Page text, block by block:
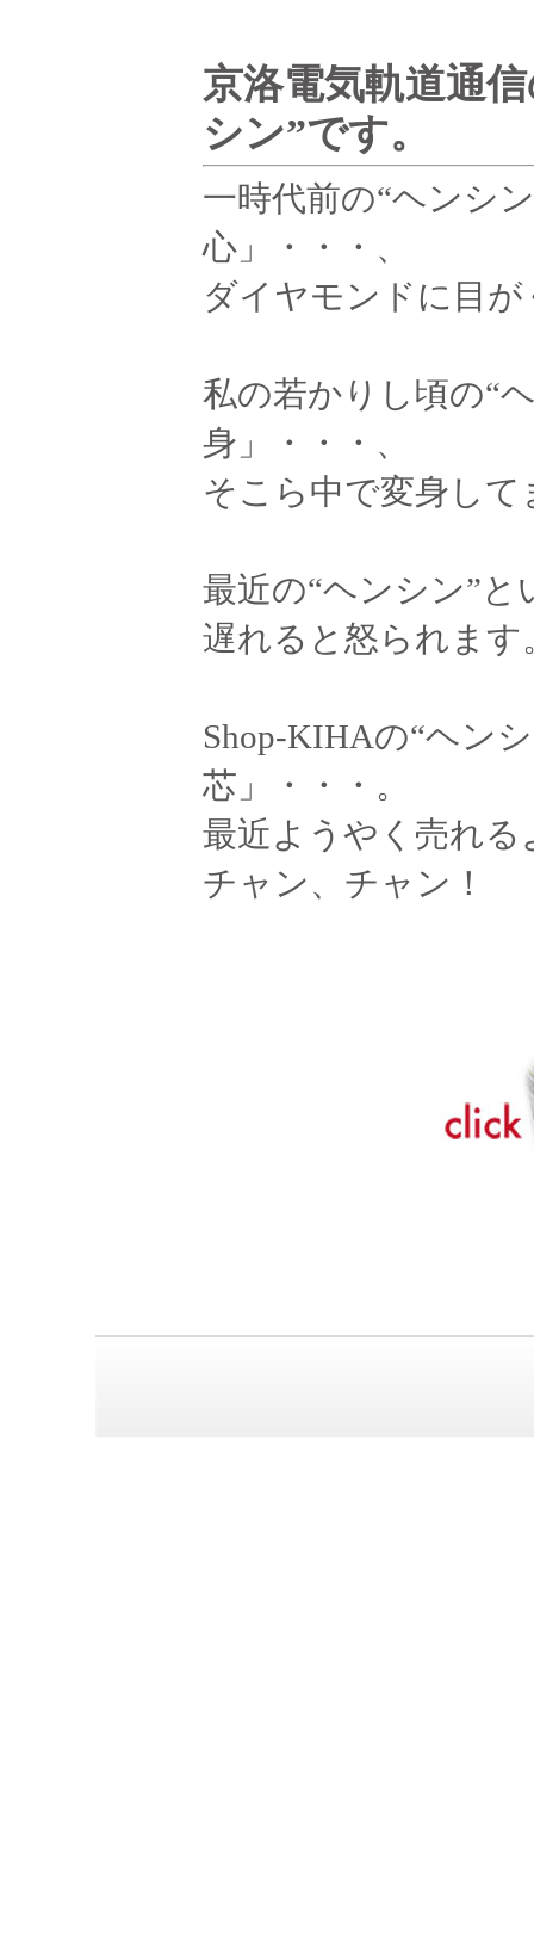
京洛電気軌道通
シン”です。
一時代前の“ヘンシ
心」・・・、
ダイヤモンドに目
私の若かりし頃の“
身」・・・、
そこら中で変身して
最近の“ヘンシン”と
遅れると怒られます
Shop-KIHAの“ヘン
芯」・・・。
最近ようやく売れ
チャン、チャン！